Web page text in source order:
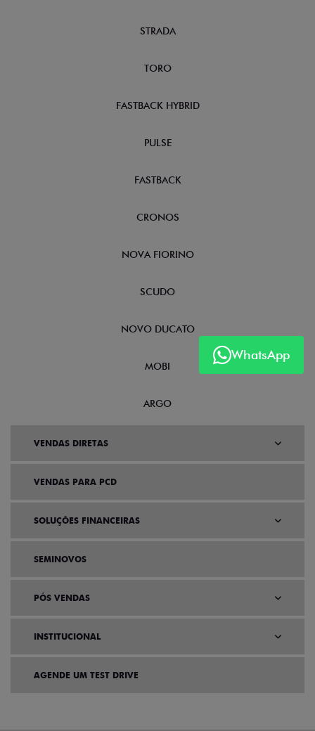
WhatsApp
STRADA
TORO
FASTBACK HYBRID
PULSE
FASTBACK
CRONOS
NOVA FIORINO
SCUDO
NOVO DUCATO
MOBI
ARGO
VENDAS DIRETAS
VENDAS PARA PCD
SOLUÇÕES FINANCEIRAS
SEMINOVOS
PÓS VENDAS
INSTITUCIONAL
AGENDE UM TEST DRIVE